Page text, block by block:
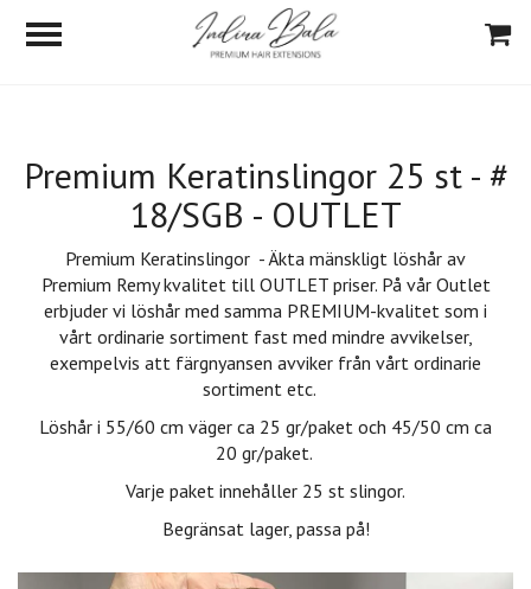
Premium Keratinslingor 25 st - #
18/SGB - OUTLET
Premium Keratinslingor - Äkta mänskligt löshår av
Premium Remy kvalitet till OUTLET priser. På vår Outlet
erbjuder vi löshår med samma PREMIUM-kvalitet som i
vårt ordinarie sortiment fast med mindre avvikelser,
exempelvis att färgnyansen avviker från vårt ordinarie
sortiment etc.
Löshår i 55/60 cm väger ca 25 gr/paket och 45/50 cm ca
20 gr/paket.
Varje paket innehåller 25 st slingor.
Begränsat lager, passa på!